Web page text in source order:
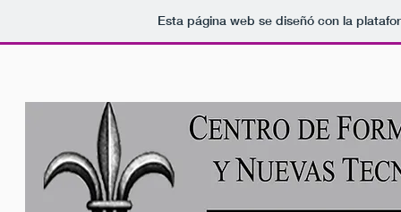
Esta página web se diseñó con la